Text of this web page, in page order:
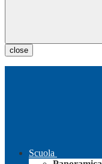
close
Scuola